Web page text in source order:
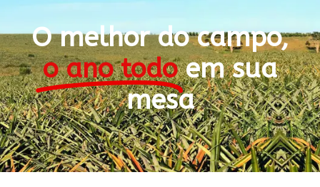
O melhor do campo,
o ano todo em sua
mesa